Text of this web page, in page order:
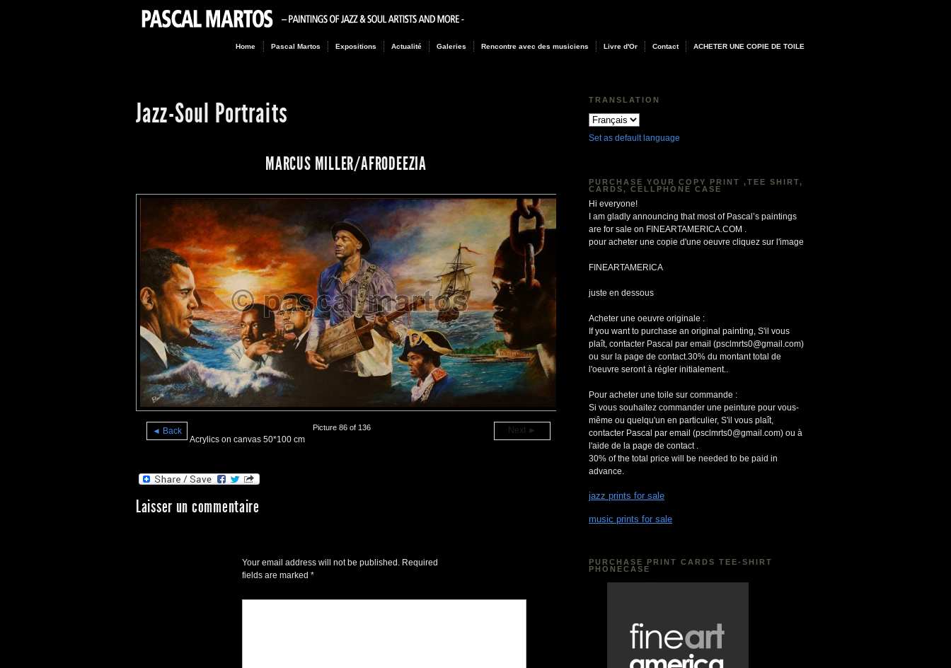
Home Pascal Martos Expositions Actualité Galeries Rencontre avec des musiciens Livre d'Or Contact ACHETER UNE COPIE DE TOILE
Jazz-Soul Portraits
MARCUS MILLER/AFRODEEZIA
◄ Back Next ►
Picture 86 of 136
Acrylics on canvas 50*100 cm
Laisser un commentaire
Your email address will not be published. Required
fields are marked *
TRANSLATION
Set as default language
PURCHASE YOUR COPY PRINT ,TEE SHIRT,
CARDS, CELLPHONE CASE
Hi everyone!
I am gladly announcing that most of Pascal’s paintings
are for sale on FINEARTAMERICA.COM .
pour acheter une copie d'une oeuvre cliquez sur l'image
FINEARTAMERICA
juste en dessous
Acheter une oeuvre originale :
If you want to purchase an original painting, S'il vous
plaît, contacter Pascal par email (psclmrts0@gmail.com)
ou sur la page de contact.30% du montant total de
l'oeuvre seront à régler initialement..
Pour acheter une toile sur commande :
Si vous souhaitez commander une peinture pour vous-
même ou quelqu'un en particulier, S'il vous plaît,
contacter Pascal par email (psclmrts0@gmail.com) ou à
l'aide de la page de contact .
30% of the total price will be needed to be paid in
advance.
jazz prints for sale
music prints for sale
PURCHASE PRINT CARDS TEE-SHIRT
PHONECASE